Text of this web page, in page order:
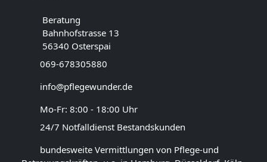
Beratung
Bahnhofstrasse 13
56340 Osterspai
069-678305880
info@pflegewunder.de
Mo-Fr: 8:00 - 18:00 Uhr
24/7 Notfalldienst Bestandskunden
bundesweite Vermittlungen von Pflege-und